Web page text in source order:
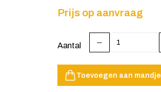
Prijs op aanvraag
Aantal
Toevoegen aan mandje